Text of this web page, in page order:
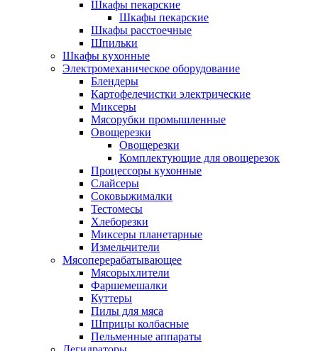
Шкафы пекарские
Шкафы пекарские
Шкафы расстоечные
Шпильки
Шкафы кухонные
Электромеханическое оборудование
Блендеры
Картофелечистки электрические
Миксеры
Мясорубки промышленные
Овощерезки
Овощерезки
Комплектующие для овощерезок
Процессоры кухонные
Слайсеры
Соковыжималки
Тестомесы
Хлеборезки
Миксеры планетарные
Измельчители
Мясоперерабатывающее
Мясорыхлители
Фаршемешалки
Куттеры
Пилы для мяса
Шприцы колбасные
Пельменные аппараты